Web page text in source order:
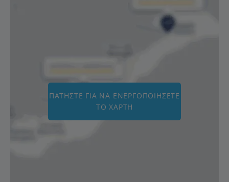
ΠΑΤΉΣΤΕ ΓΙΑ ΝΑ ΕΝΕΡΓΟΠΟΙΉΣΕΤΕ
ΤΟ ΧΆΡΤΗ